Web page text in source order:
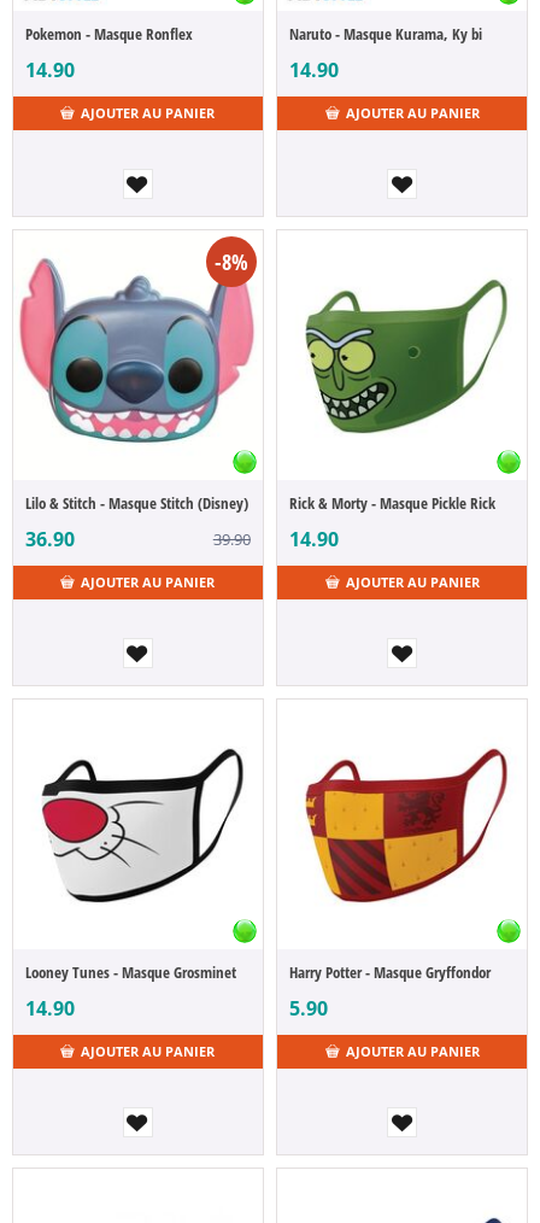
Pokemon - Masque Ronflex
14.90
AJOUTER AU PANIER
Naruto - Masque Kurama, Ky bi
14.90
AJOUTER AU PANIER
-8%
Lilo & Stitch - Masque Stitch (Disney)
36.90 39.90
AJOUTER AU PANIER
Rick & Morty - Masque Pickle Rick
14.90
AJOUTER AU PANIER
Looney Tunes - Masque Grosminet
14.90
AJOUTER AU PANIER
Harry Potter - Masque Gryffondor
5.90
AJOUTER AU PANIER